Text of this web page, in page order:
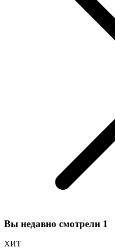
Вы недавно смотрели 1
ХИТ